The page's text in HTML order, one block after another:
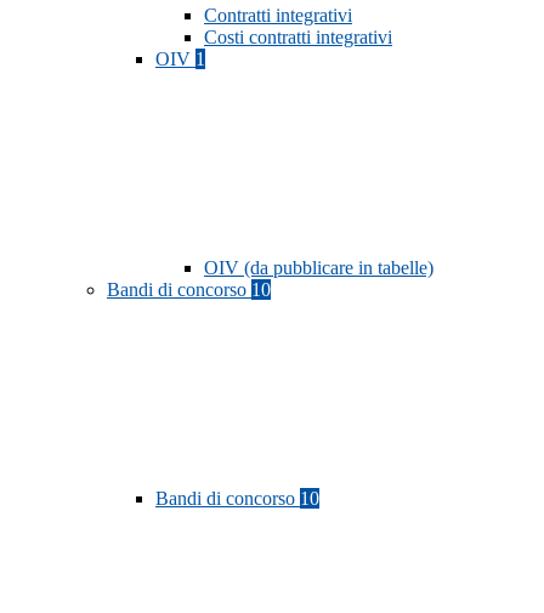
Contratti integrativi
Costi contratti integrativi
OIV 1
OIV (da pubblicare in tabelle)
Bandi di concorso 10
Bandi di concorso 10